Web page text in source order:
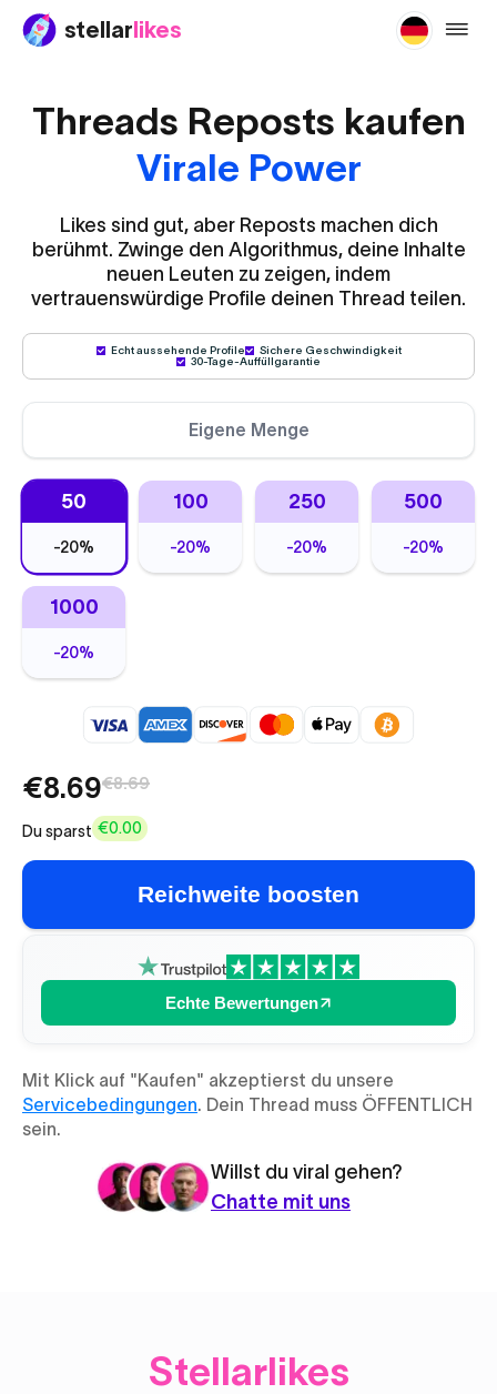
stellarlikes buy-
Threads Reposts kaufen
Virale Power
Likes sind gut, aber Reposts machen dich
berühmt. Zwinge den Algorithmus, deine Inhalte
neuen Leuten zu zeigen, indem
vertrauenswürdige Profile deinen Thread teilen.
Echt aussehende Profile
Sichere Geschwindigkeit
30-Tage-Auffüllgarantie
Eigene Menge
50
-20%
100
-20%
250
-20%
500
-20%
1000
-20%
€8.69€8.69
Du sparst €0.00
Reichweite boosten
Echte Bewertungen
Mit Klick auf "Kaufen" akzeptierst du unsere
Servicebedingungen. Dein Thread muss ÖFFENTLICH
sein.
Willst du viral gehen?
Chatte mit uns
Stellarlikes